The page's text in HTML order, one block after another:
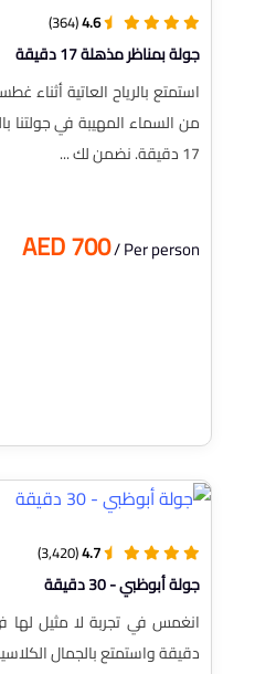
4.6
(364)
جولة بمناظر مذهلة 17 دقيقة
استمتع بالرياح العاتية أثناء
من السماء المهيبة في جولتنا
17 دقيقة. نضمن لك ...
AED 700/ Per person
4.7
(3,420)
جولة أبوظبي - 30 دقيقة
دقيقة واستمتع بالجمال